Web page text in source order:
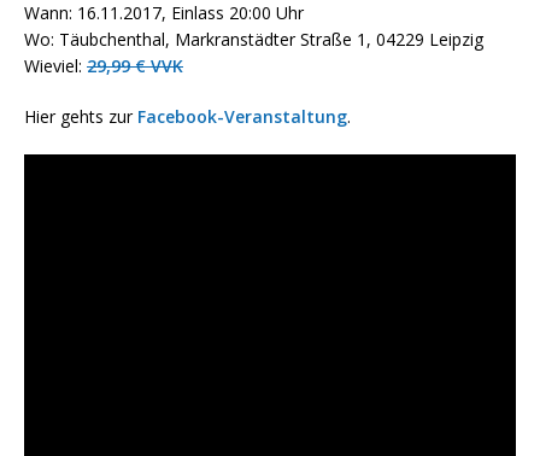
Wann: 16.11.2017, Einlass 20:00 Uhr
Wo: Täubchenthal, Markranstädter Straße 1, 04229 Leipzig
Wieviel: 29,99 € VVK
Hier gehts zur Facebook-Veranstaltung.